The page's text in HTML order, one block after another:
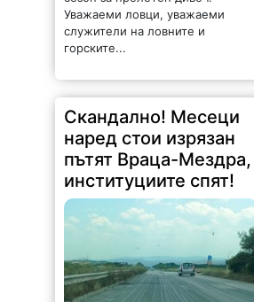
Скандално! Месеци
наред стои изрязан
пътят Враца-Мездра,
институциите спят!
2026-08-07 13:53:08
От няколко месеца главният път
Враца-Мездра стои с премахнат